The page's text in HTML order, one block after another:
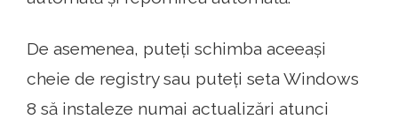
De asemenea, puteți schimba aceeași
cheie de registry sau puteți seta Windows
8 să instaleze numai actualizări atunci